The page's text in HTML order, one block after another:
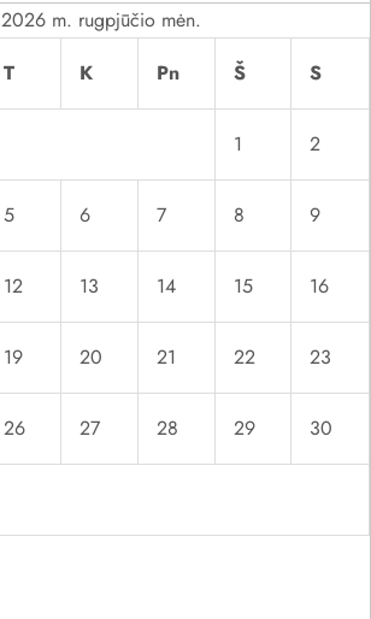
2026 m. rugpjūčio mėn.
T K Pn Š S
1 2
5 6 7 8 9
12 13 14 15 16
19 20 21 22 23
26 27 28 29 30